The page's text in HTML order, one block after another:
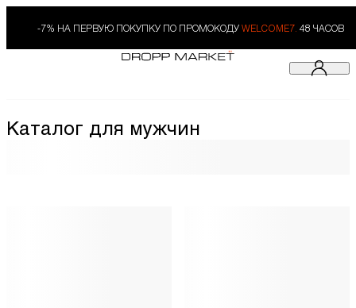
-7% НА ПЕРВУЮ ПОКУПКУ ПО ПРОМОКОДУ WELCOME7. 48 ЧАСОВ
Каталог для мужчин